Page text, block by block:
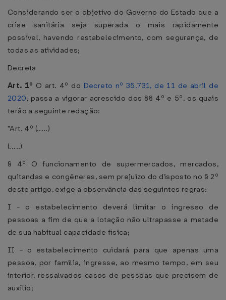
Considerando ser o objetivo do Governo do Estado que a
crise sanitária seja superada o mais rapidamente
possível, havendo restabelecimento, com segurança, de
todas as atividades;
Decreta
Art. 1º O art. 4º do Decreto nº 35.731, de 11 de abril de
2020, passa a vigorar acrescido dos §§ 4º e 5º, os quais
terão a seguinte redação:
"Art. 4º (.....)
(.....)
§ 4º O funcionamento de supermercados, mercados,
quitandas e congêneres, sem prejuízo do disposto no § 2º
deste artigo, exige a observância das seguintes regras:
I - o estabelecimento deverá limitar o ingresso de
pessoas a fim de que a lotação não ultrapasse a metade
de sua habitual capacidade física;
II - o estabelecimento cuidará para que apenas uma
pessoa, por família, ingresse, ao mesmo tempo, em seu
interior, ressalvados casos de pessoas que precisem de
auxílio;